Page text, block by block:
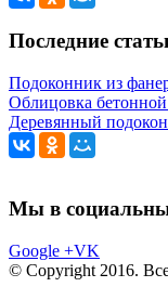
Последние
Подоконник из
Облицовка
Деревянный
Мы в
Google +VK
© Copyright 2016.